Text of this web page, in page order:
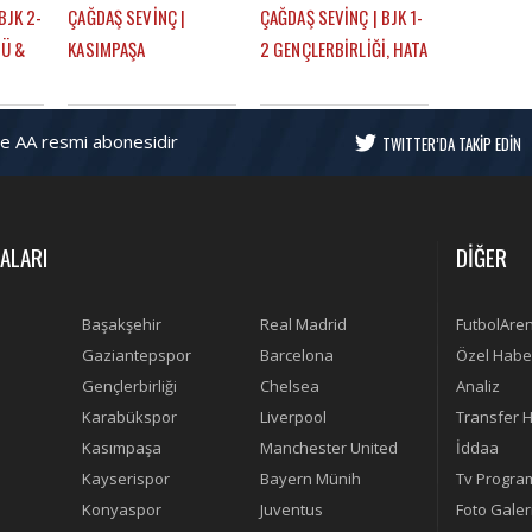
2-
&
|
ÇAĞDAŞ SEVİNÇ |
KASIMPAŞA
YALÇIN, RAFA SILVA,
MERT GÜNOK | GÜNDEM
BEŞİKTAŞ
ÇAĞDAŞ SEVİNÇ | BJK 1-
2 GENÇLERBİRLİĞİ, HATA
YALÇIN, YENİ KAPTANLAR
| GÜNDEM BEŞİKTAŞ
AA resmi abonesidir TWITTER’DA TAKİP EDİN
Başakşehir
Real Madrid
Gaziantepspor
Barcelona
Gençlerbirliği
Chelsea
Karabükspor
Liverpool
Kasımpaşa
Manchester United
Kayserispor
Bayern Münih
Konyaspor
Juventus
DİĞER
Özel
Analiz
Transfer
İddaa
Tv
Foto Galeri